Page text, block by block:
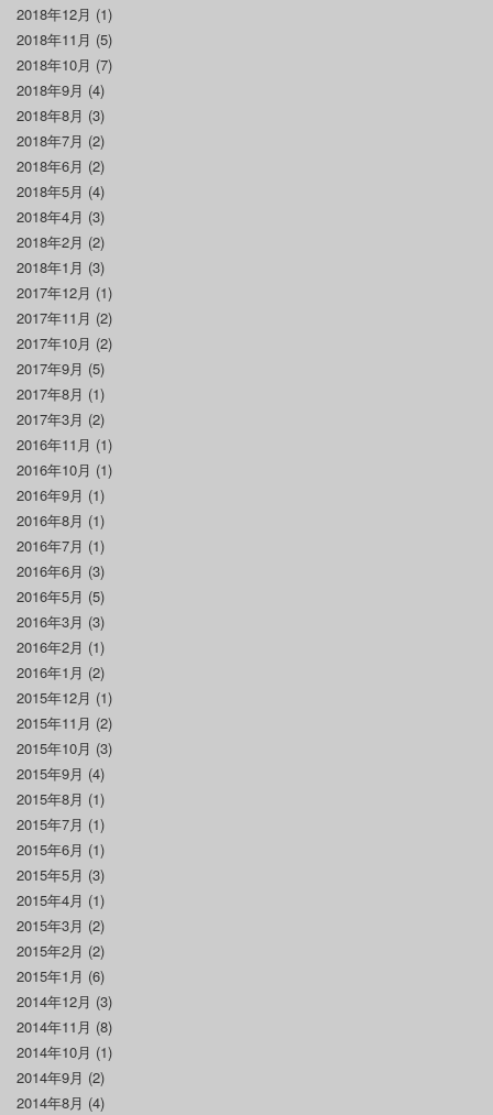
2018年12月 (1)
2018年11月 (5)
2018年10月 (7)
2018年9月 (4)
2018年8月 (3)
2018年7月 (2)
2018年6月 (2)
2018年5月 (4)
2018年4月 (3)
2018年2月 (2)
2018年1月 (3)
2017年12月 (1)
2017年11月 (2)
2017年10月 (2)
2017年9月 (5)
2017年8月 (1)
2017年3月 (2)
2016年11月 (1)
2016年10月 (1)
2016年9月 (1)
2016年8月 (1)
2016年7月 (1)
2016年6月 (3)
2016年5月 (5)
2016年3月 (3)
2016年2月 (1)
2016年1月 (2)
2015年12月 (1)
2015年11月 (2)
2015年10月 (3)
2015年9月 (4)
2015年8月 (1)
2015年7月 (1)
2015年6月 (1)
2015年5月 (3)
2015年4月 (1)
2015年3月 (2)
2015年2月 (2)
2015年1月 (6)
2014年12月 (3)
2014年11月 (8)
2014年10月 (1)
2014年9月 (2)
2014年8月 (4)